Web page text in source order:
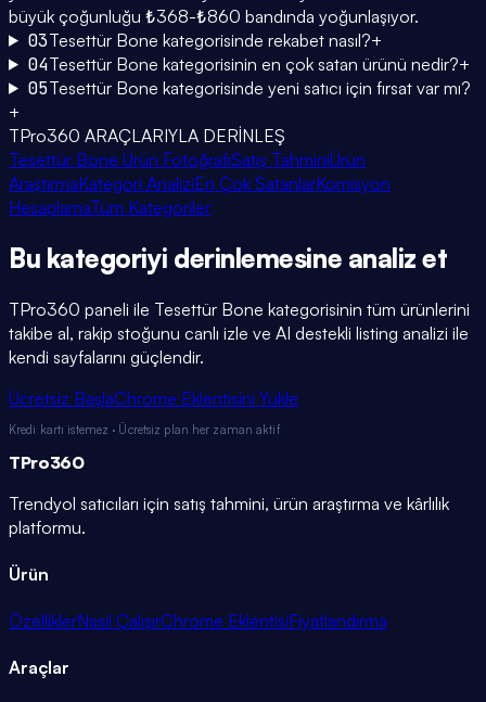
büyük çoğunluğu ₺368-₺860 bandında yoğunlaşıyor.
03Tesettür Bone kategorisinde rekabet nasıl?+
04Tesettür Bone kategorisinin en çok satan ürünü nedir?+
05Tesettür Bone kategorisinde yeni satıcı için fırsat var mı?
+
TPro360 ARAÇLARIYLA DERİNLEŞ
Tesettür Bone Ürün FotoğrafıSatış TahminiÜrün
AraştırmaKategori AnaliziEn Çok SatanlarKomisyon
HesaplamaTüm Kategoriler
Bu kategoriyi derinlemesine analiz et
TPro360 paneli ile Tesettür Bone kategorisinin tüm ürünlerini
takibe al, rakip stoğunu canlı izle ve AI destekli listing analizi ile
kendi sayfalarını güçlendir.
Ücretsiz BaşlaChrome Eklentisini Yükle
Kredi kartı istemez · Ücretsiz plan her zaman aktif
TPro360
Trendyol satıcıları için satış tahmini, ürün araştırma ve kârlılık
platformu.
Ürün
ÖzelliklerNasıl ÇalışırChrome EklentisiFiyatlandırma
Araçlar